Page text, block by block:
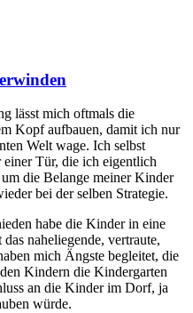
lässt mich oftmals die
Kopf aufbauen, damit ich nur
Welt wage. Ich selbst
einer Tür, die ich eigentlich
die Belange meiner Kinder
bei der selben Strategie.
habe die Kinder in eine
naheliegende, vertraute,
mich Ängste begleitet, die
Kindern die Kindergarten
an die Kinder im Dorf, ja
würde.